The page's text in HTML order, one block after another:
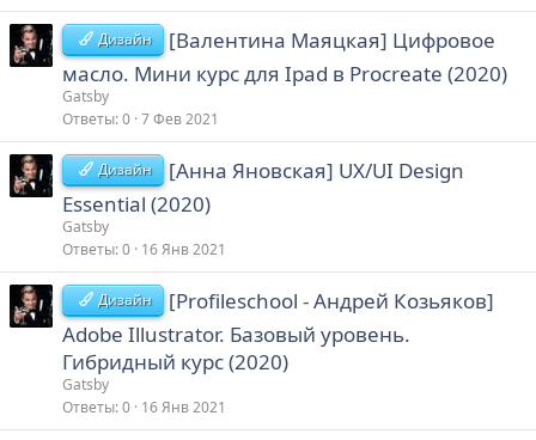
Дизайн
[Валентина Маяцкая] Цифровое
масло. Мини курс для Ipad в Procreate (2020)
Gatsby
Ответы 0 7 Фев 2021
Дизайн
[Анна Яновская] UX/UI Design
Essential (2020)
Gatsby
Ответы 0 16 Янв 2021
Дизайн
[Profileschool - Андрей Козьяков]
Adobe Illustrator. Базовый уровень.
Гибридный курс (2020)
Gatsby
Ответы 0 16 Янв 2021